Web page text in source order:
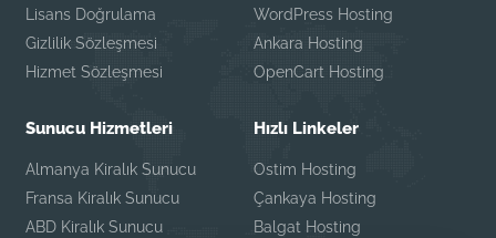
Lisans Doğrulama
Gizlilik Sözleşmesi
Hizmet Sözleşmesi
WordPress Hosting
Ankara Hosting
OpenCart Hosting
Sunucu Hizmetleri
Almanya Kiralık Sunucu
Fransa Kiralık Sunucu
ABD Kiralık Sunucu
Hızlı Linkeler
Ostim Hosting
Çankaya Hosting
Balgat Hosting